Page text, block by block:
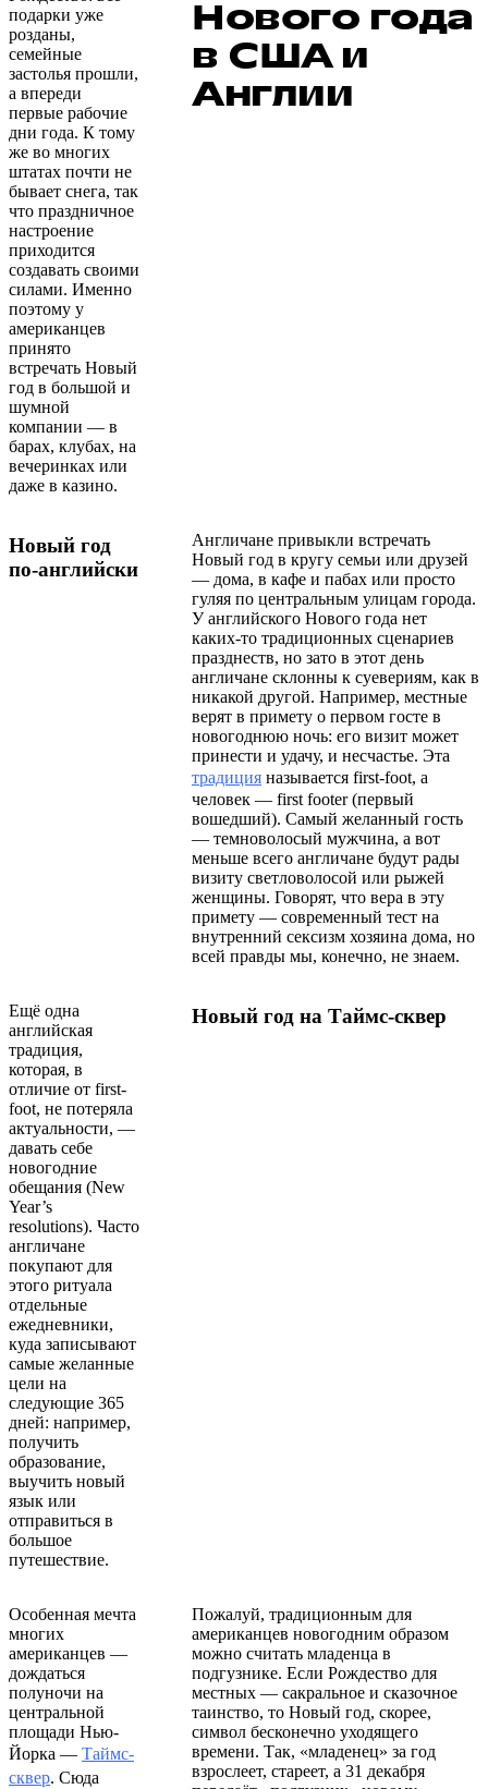
подарки уже
розданы,
семейные
застолья прошли,
а впереди
первые рабочие
дни года. К тому
же во многих
штатах почти не
бывает снега, так
что праздничное
настроение
приходится
создавать своими
силами. Именно
поэтому у
американцев
принято
встречать Новый
год в большой и
шумной
компании — в
барах, клубах, на
вечеринках или
даже в казино.
Нового года
в США и
Англии
Новый год
по-английски
Англичане привыкли встречать
Новый год в кругу семьи или друзей
— дома, в кафе и пабах или просто
гуляя по центральным улицам города.
У английского Нового года нет
каких-то традиционных сценариев
празднеств, но зато в этот день
англичане склонны к суевериям, как в
никакой другой. Например, местные
верят в примету о первом госте в
новогоднюю ночь: его визит может
принести и удачу, и несчастье. Эта
традиция называется first-foot, а
человек — first footer (первый
вошедший). Самый желанный гость
— темноволосый мужчина, а вот
меньше всего англичане будут рады
визиту светловолосой или рыжей
женщины. Говорят, что вера в эту
примету — современный тест на
внутренний сексизм хозяина дома, но
всей правды мы, конечно, не знаем.
Ещё одна
английская
традиция,
которая, в
отличие от first-
foot, не потеряла
актуальности, —
давать себе
новогодние
обещания (New
Year’s
resolutions). Часто
англичане
покупают для
этого ритуала
отдельные
ежедневники,
куда записывают
самые желанные
цели на
следующие 365
дней: например,
получить
образование,
выучить новый
язык или
отправиться в
большое
путешествие.
Новый год на Таймс-сквер
Особенная мечта
многих
американцев —
дождаться
полуночи на
центральной
площади Нью-
Йорка — Таймс-
сквер. Сюда
Пожалуй, традиционным для
американцев новогодним образом
можно считать младенца в
подгузнике. Если Рождество для
местных — сакральное и сказочное
таинство, то Новый год, скорее,
символ бесконечно уходящего
времени. Так, «младенец» за год
взрослеет, стареет, а 31 декабря